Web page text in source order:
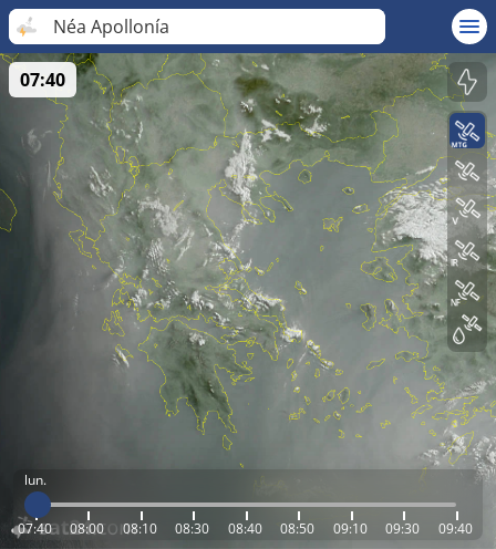
Néa Apollonía
lun.
07:40 08:00 08:10 08:30 08:40 08:50 09:10 09:30 09:40
07:40